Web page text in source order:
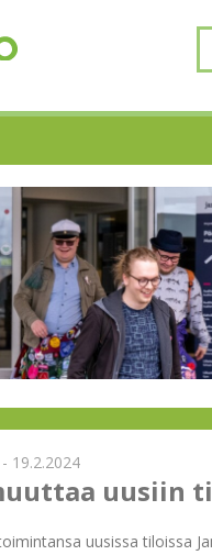
19.2.2024
uusiin
uusissa tiloissa